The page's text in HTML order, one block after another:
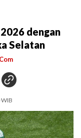
dengan
Selatan